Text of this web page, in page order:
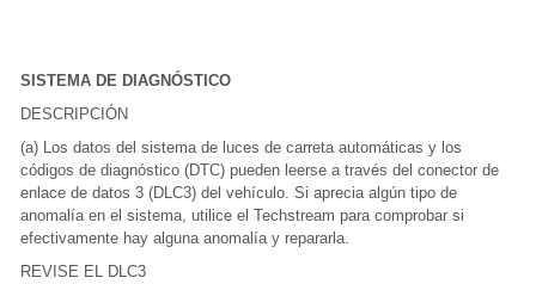
SISTEMA DE DIAGNÓSTICO
DESCRIPCIÓN
(a) Los datos del sistema de luces de carreta automáticas y los
códigos de diagnóstico (DTC) pueden leerse a través del conector de
enlace de datos 3 (DLC3) del vehículo. Si aprecia algún tipo de
anomalía en el sistema, utilice el Techstream para comprobar si
efectivamente hay alguna anomalía y repararla.
REVISE EL DLC3